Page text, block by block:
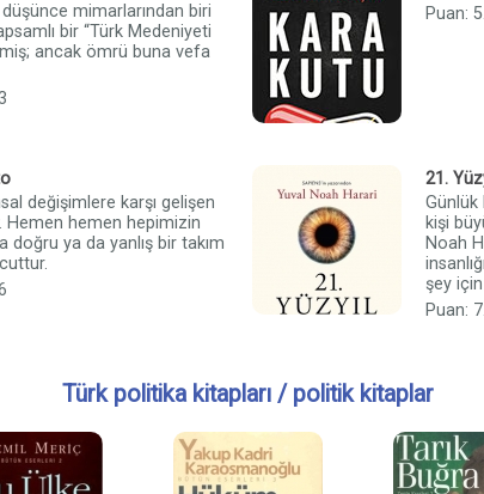
mimarlarından biri
bir “Türk Medeniyeti
ancak ömrü buna vefa
Puan:
değişimlere karşı gelişen
Hemen hemen hepimizin
doğru ya da yanlış bir takım
21.
Günlük
kişi
Noah
şey için
Puan:
Türk politika kitapları / politik kitaplar